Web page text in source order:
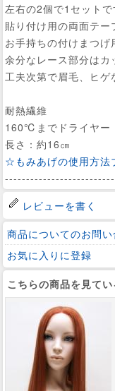
左右の2個で1セットで
貼り付け用の両面テー
お手持ちの付けまつげ
余分なレース部分はカ
工夫次第で眉毛、ヒ
耐熱繊維
160℃までドライヤー
長さ：約16㎝
☆もみあげの使用方
レビューを書く
商品についてのお問
お気に入りに登録
こちらの商品を見て